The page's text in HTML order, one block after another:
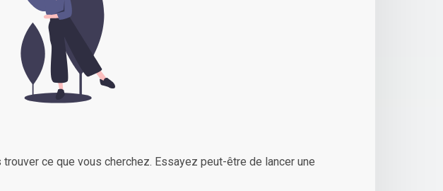
ce que vous cherchez. Essayez peut-être de lancer une